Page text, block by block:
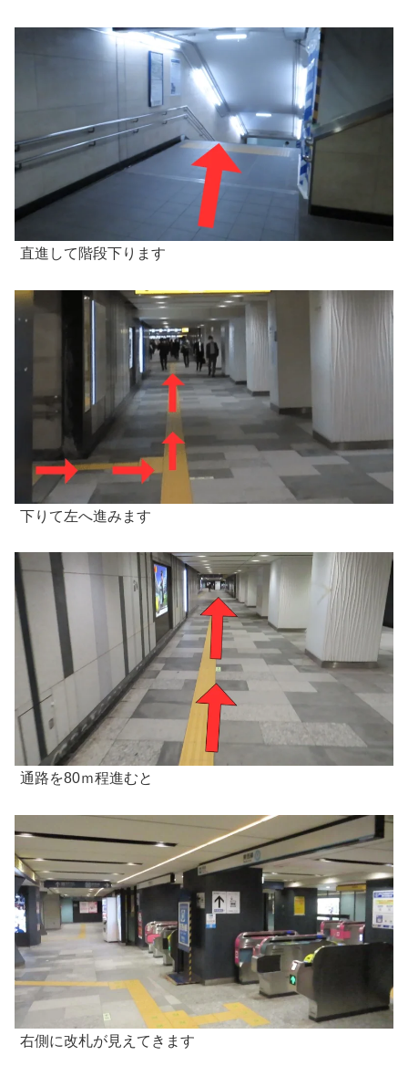
直進して階段下ります
下りて左へ進みます
通路を80ｍ程進むと
右側に改札が見えてきます